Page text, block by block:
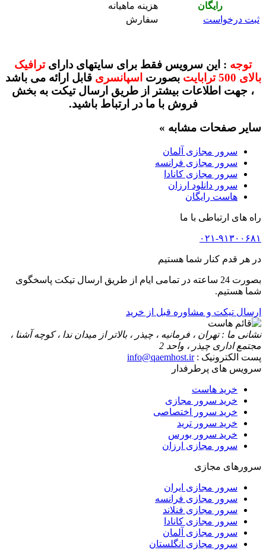
رایگان
هزینه ماهیانه
ثبت درخواست
سفارش
توجه : این سرویس فقط برای سایتهای دارایترافیک
بالای 500 ترابایت
بصورت اسپانسری قابل ارائه می باشد
، جهت اطلاعات بیشتر از طریق ارسال تیکت به بخش
فروش با ما در ارتباط باشید.
سایر صفحات مشابه »
سرور مجازی آلمان
سرور مجازی فرانسه
سرور مجازی کانادا
سرور دانلود ارزان
هاست رایگان
راه های ارتباطی با ما
۰۲۱-۹۱۳۰۰۶۸۱
در هر قدم کنار شما هستیم
بصورت 24 ساعته در تمامی ایام از طریق ارسال تیکت پاسخگوی
شما هستیم.
ارسال تیکت و مشاوره قبل از خرید
نشانی ما : تهران ، فرمانیه ، چیذر ، بالاتر از میدان ندا ، کوچه آشنا ،
مجتمع اداری چیذر ، واحد 2
پست الکترونیک :info@qaemhost.ir
سرویس های پرطرفدار
خرید هاست
خرید سرور مجازی
خرید سرور اختصاصی
خرید سرور ترید
خرید سرور بورس
سرور مجازی ارزان
سرورهای مجازی
سرور مجازی ایران
سرور مجازی فرانسه
سرور مجازی فنلاند
سرور مجازی کانادا
سرور مجازی آلمان
سرور مجازی انگلستان